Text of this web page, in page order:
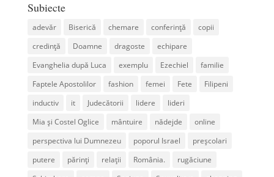
Subiecte
adevăr Biserică chemare conferință
copii
credință
Doamne dragoste
echipare
Evanghelia după Luca
exemplu Ezechiel
familie
Faptele Apostolilor
fashion femei Fete
Filipeni
inductiv
it Judecătorii lidere
lideri
Mia și Costel Oglice
mântuire nădejde
online
perspectiva lui Dumnezeu
poporul Israel
preșcolari
putere
părinți relații România.
rugăciune